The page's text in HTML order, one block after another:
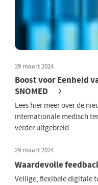
29 maart 2024
Boost voor Eenheid
SNOMED
Lees hier meer over de
internationale medisch
verder uitgebreid.
29 maart 2024
Waardevolle
Veilige, flexibele digitale